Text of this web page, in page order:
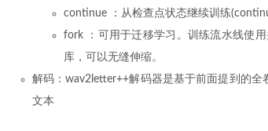
continue ：从检查点状态继续训练
fork ：可用于迁移学习。训练流水线使
库，可以无缝伸缩。
解码：wav2letter++解码器是基于前面提到的
文本